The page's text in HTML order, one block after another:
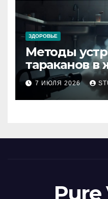
ЗДОРОВЬЕ
Методы
тараканов
нежилых
7 ИЮЛЯ 2026